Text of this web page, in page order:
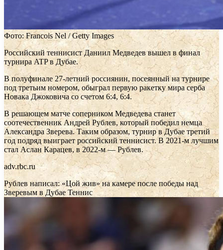
Фото: Francois Nel / Getty Images
Российский теннисист Даниил Медведев вышел в финал
турнира ATP в Дубае.
В полуфинале 27-летний россиянин, посеянный на турнире
под третьим номером, обыграл первую ракетку мира серба
Новака Джоковича со счетом 6:4, 6:4.
В решающем матче соперником Медведева станет
соотечественник Андрей Рублев, который победил немца
Александра Зверева. Таким образом, турнир в Дубае третий
год подряд выиграет российский теннисист. В 2021-м лучшим
стал Аслан Карацев, в 2022-м — Рублев.
adv.rbc.ru
Рублев написал: «Цой жив» на камере после победы над
Зверевым в Дубае Теннис